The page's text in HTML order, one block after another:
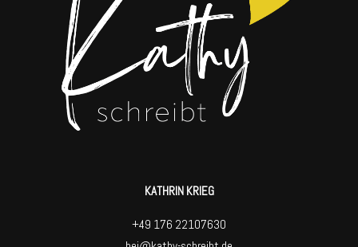
KATHRIN KRIEG
+49 176 22107630